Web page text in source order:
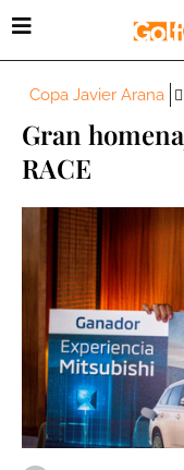
Copa Javier Arana
Gran
RACE